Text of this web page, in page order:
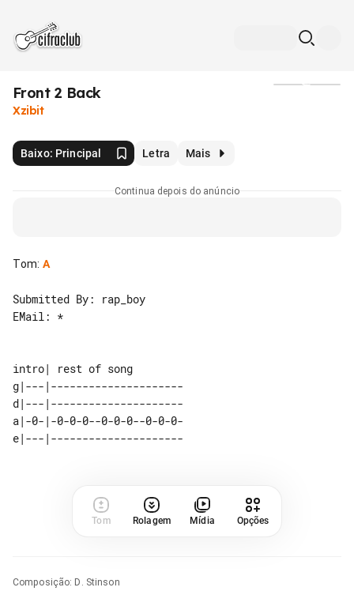
Front 2 Back
Xzibit
Baixo: Principal Letra Mais
Continua depois do anúncio
Tom: A
Submitted By: rap_boy
EMail: *
intro| rest of song
g|---|---------------------
d|---|---------------------
a|-0-|-0-0-0--0-0-0--0-0-0-
Tom Rolagem Mídia Opções
Composição: D. Stinson